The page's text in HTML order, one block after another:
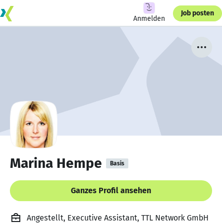
Anmelden
Job posten
Marina Hempe Basis
Ganzes Profil ansehen
Angestellt, Executive Assistant, TTL Network GmbH